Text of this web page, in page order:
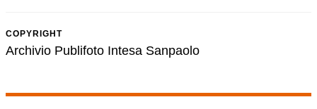
COPYRIGHT
Archivio Publifoto Intesa Sanpaolo